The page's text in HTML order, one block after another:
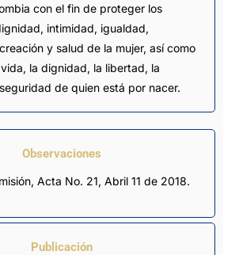
con el fin de proteger los
intimidad, igualdad,
y salud de la mujer, así como
la dignidad, la libertad, la
de quien está por nacer.
Observaciones
Acta No. 21, Abril 11 de 2018.
Publicación